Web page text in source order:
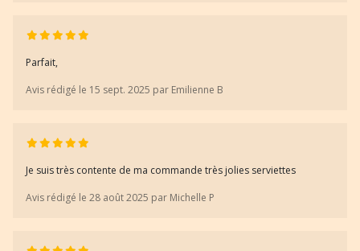
Parfait,
Avis rédigé le 15 sept. 2025 par Emilienne B
Je suis très contente de ma commande très jolies serviettes
Avis rédigé le 28 août 2025 par Michelle P